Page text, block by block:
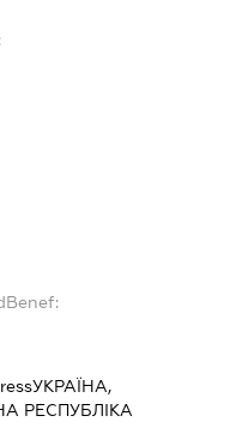
УКРАЇНА,
РЕСПУБЛІКА